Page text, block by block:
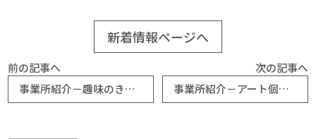
新着情報ページへ
前の記事へ
事業所紹介－趣味のきもの 池田屋（沼田町商工会）
次の記事へ
事業所紹介－アート個別（広島東商工会）